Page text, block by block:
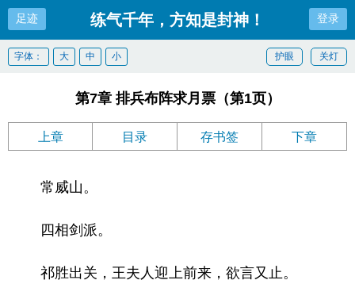
足迹 练气千年，方知是封神！ 登录
关灯
护眼
字体： 大 中 小
第7章 排兵布阵求月票（第1页）
上章 目录 存书签 下章
常威山。
四相剑派。
祁胜出关，王夫人迎上前来，欲言又止。